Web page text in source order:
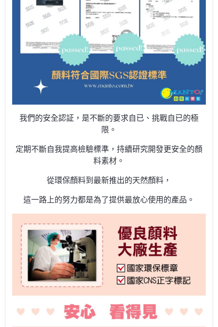
我們的安全認証，是不斷的要求自已、挑戰自已的極
限。
定期不斷自我提高檢驗標準，持續研究開發更安全的顏
料素材。
從環保顏料到最新推出的天然顏料，
這一路上的努力都是為了提供最放心使用的產品。